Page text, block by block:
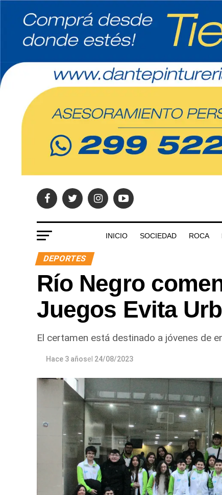
INICIO SOCIEDAD ROCA
DEPORTES
Río Negro
Juegos Evita
El certamen está destinado a jóvenes de
Hace 3 añosel 24/08/2023